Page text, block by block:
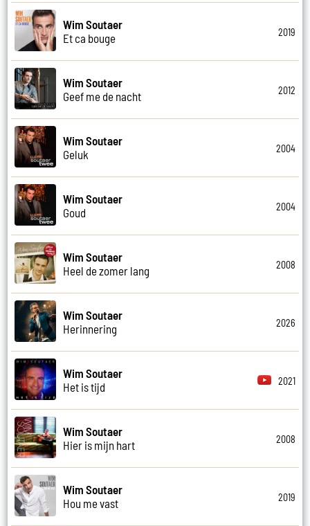
Wim Soutaer
Et ca bouge
2019
Wim Soutaer
Geef me de nacht
2012
Wim Soutaer
Geluk
2004
Wim Soutaer
Goud
2004
Wim Soutaer
Heel de zomer lang
2008
Wim Soutaer
Herinnering
2026
Wim Soutaer
Het is tijd
2021
Wim Soutaer
Hier is mijn hart
2008
Wim Soutaer
Hou me vast
2019